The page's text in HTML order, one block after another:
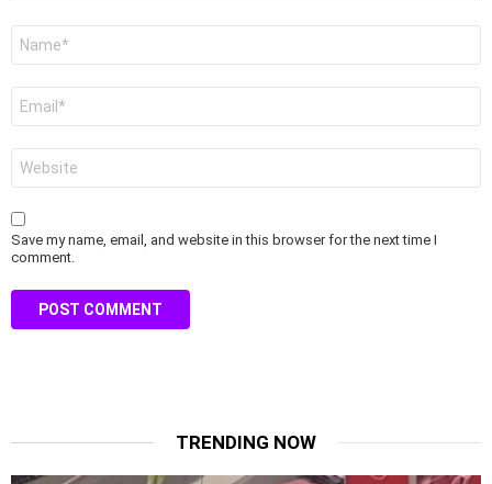
Save my name, email, and website in this browser for the next time I
comment.
TRENDING NOW